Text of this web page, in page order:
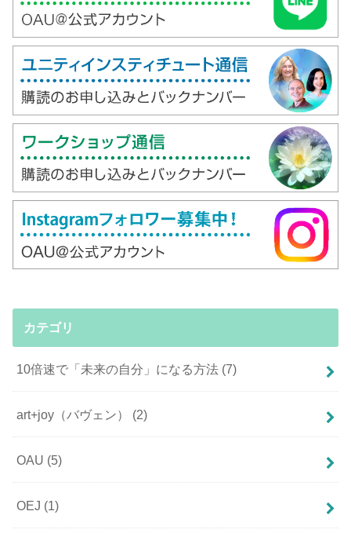
カテゴリ
10倍速で「未来の自分」になる方法 (7)
art+joy（バヴェン） (2)
OAU (5)
OEJ (1)